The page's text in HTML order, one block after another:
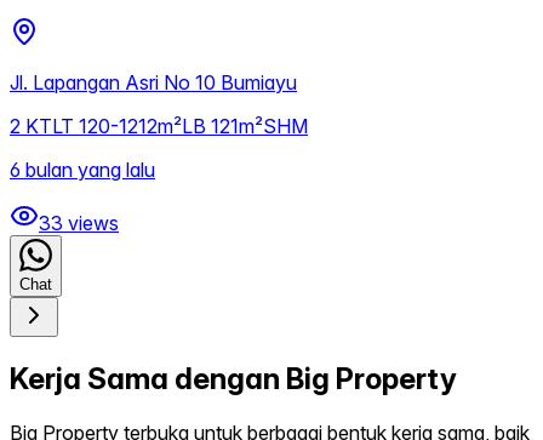
Jl. Lapangan Asri No 10 Bumiayu
2 KTLT 120-1212m²LB 121m²SHM
6 bulan yang lalu
33 views
Chat
Kerja Sama dengan Big Property
Big Property terbuka untuk berbagai bentuk kerja sama, baik